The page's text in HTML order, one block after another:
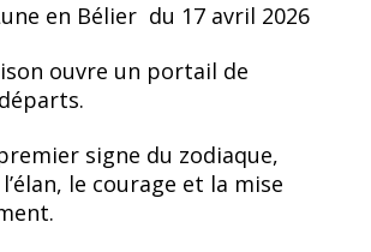
en Bélier du 17 avril 2026
ouvre un portail de
signe du zodiaque,
le courage et la mise